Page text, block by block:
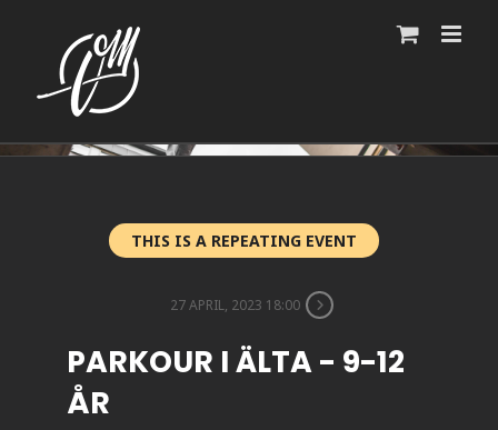
innehållet
THIS IS A REPEATING EVENT
27 APRIL, 2023 18:00
PARKOUR I ÄLTA - 9-12
ÅR